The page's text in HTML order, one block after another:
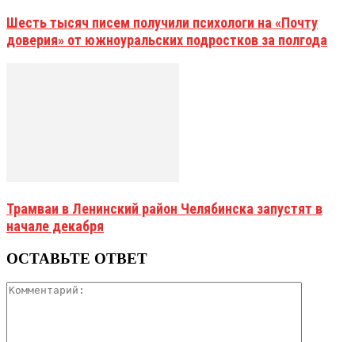
Шесть тысяч писем получили психологи на «Почту
доверия» от южноуральских подростков за полгода
Трамваи в Ленинский район Челябинска запустят в
начале декабря
ОСТАВЬТЕ ОТВЕТ